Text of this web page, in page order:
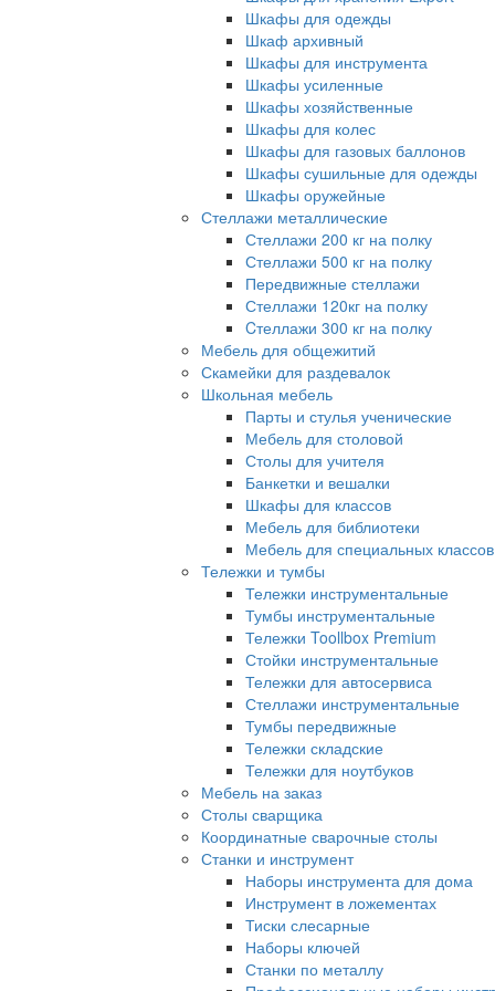
Шкафы для одежды
Шкаф архивный
Шкафы для инструмента
Шкафы усиленные
Шкафы хозяйственные
Шкафы для колес
Шкафы для газовых баллонов
Шкафы сушильные для одежды
Шкафы оружейные
Стеллажи металлические
Стеллажи 200 кг на полку
Стеллажи 500 кг на полку
Передвижные стеллажи
Стеллажи 120кг на полку
Cтеллажи 300 кг на полку
Мебель для общежитий
Скамейки для раздевалок
Школьная мебель
Парты и стулья ученические
Мебель для столовой
Столы для учителя
Банкетки и вешалки
Шкафы для классов
Мебель для библиотеки
Мебель для специальных классов
Тележки и тумбы
Тележки инструментальные
Тумбы инструментальные
Тележки Toollbox Premium
Стойки инструментальные
Тележки для автосервиса
Стеллажи инструментальные
Тумбы передвижные
Тележки складские
Тележки для ноутбуков
Мебель на заказ
Столы сварщика
Координатные сварочные столы
Станки и инструмент
Наборы инструмента для дома
Инструмент в ложементах
Тиски слесарные
Наборы ключей
Станки по металлу